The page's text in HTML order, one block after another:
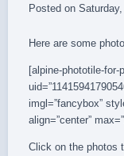
Posted on
Here are some
[alpine-phototile-for-
imgl=”fancybox”
align=”center”
Click on the photos